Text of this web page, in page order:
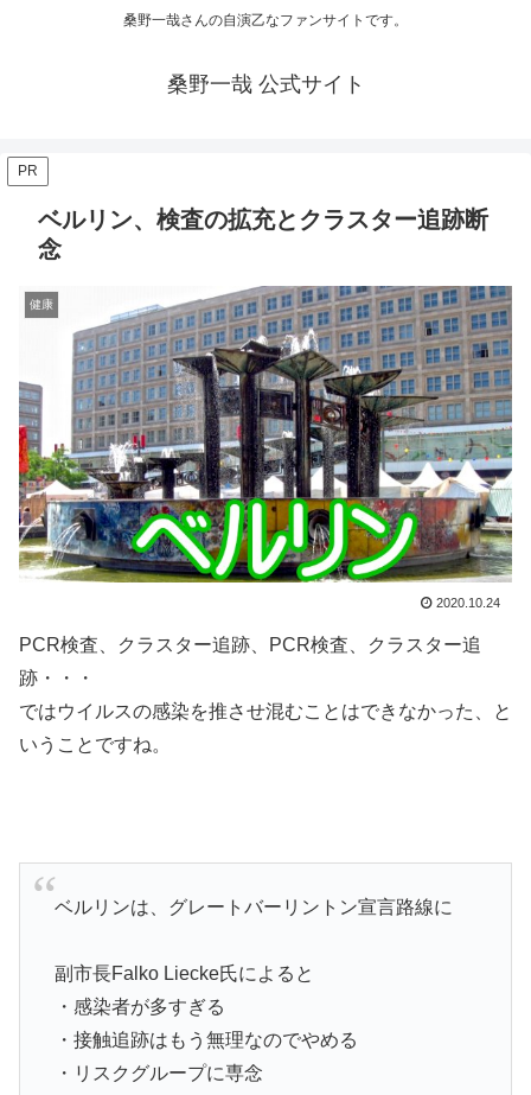
桑野一哉さんの自演乙なファンサイトです。
桑野一哉 公式サイト
PR
ベルリン、検査の拡充とクラスター追跡断
念
健康
2020.10.24
PCR検査、クラスター追跡、PCR検査、クラスター追
跡・・・
ではウイルスの感染を推させ混むことはできなかった、と
いうことですね。
ベルリンは、グレートバーリントン宣言路線に
副市長Falko Liecke氏によると
・感染者が多すぎる
・接触追跡はもう無理なのでやめる
・リスクグループに専念